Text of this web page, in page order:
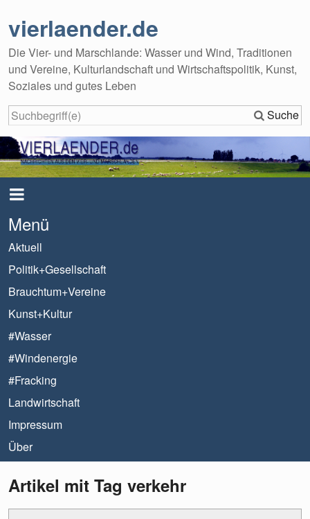
vierlaender.de
Die Vier- und Marschlande: Wasser und Wind, Traditionen
und Vereine, Kulturlandschaft und Wirtschaftspolitik, Kunst,
Soziales und gutes Leben
Suche
Menü
Aktuell
Politik+Gesellschaft
Brauchtum+Vereine
Kunst+Kultur
#Wasser
#Windenergie
#Fracking
Landwirtschaft
Impressum
Über
Artikel mit Tag verkehr